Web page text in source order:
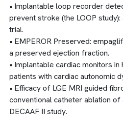
• Implantable loop recorder
prevent stroke (the LOOP
trial.
• EMPEROR Preserved:
a preserved ejection fraction.
• Implantable cardiac monitors
patients with cardiac autonomic
• Efficacy of LGE MRI guided
conventional catheter ablation
DECAAF II study.